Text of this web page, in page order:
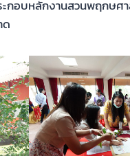
กอบหลักงานสวนพฤกษศา
ด